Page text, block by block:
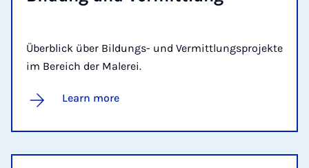
Überblick über Bildungs- und Vermittlungsprojekte
im Bereich der Malerei.
Learn more